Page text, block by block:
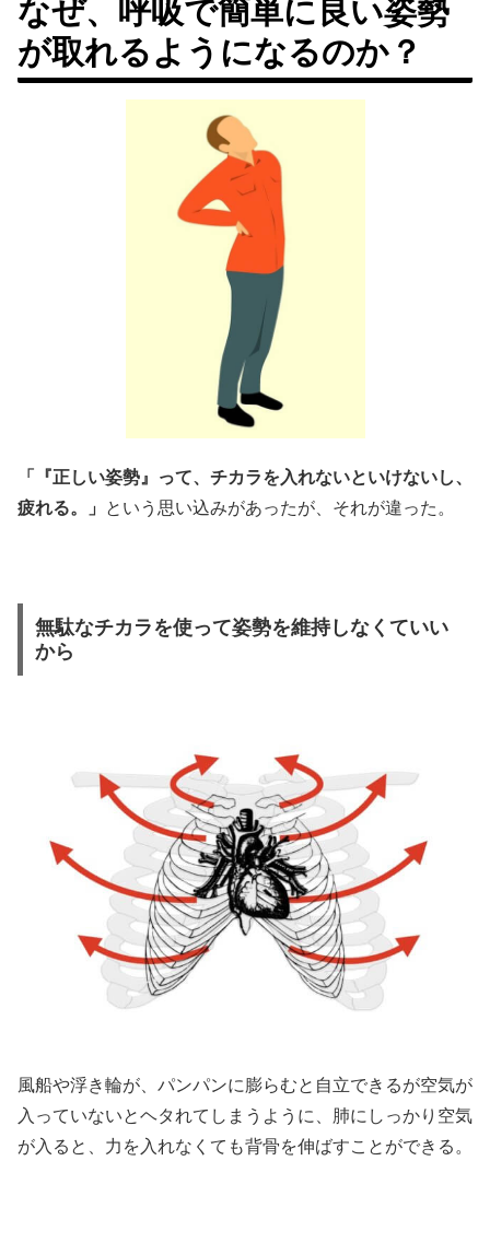
なぜ、呼吸で簡単に良い姿勢
が取れるようになるのか？
「『正しい姿勢』って、チカラを入れないといけないし、
疲れる。」
という思い込みがあったが、それが違った。
無駄なチカラを使って姿勢を維持しなくていい
から
風船や浮き輪が、パンパンに膨らむと自立できるが空気が
入っていないとヘタれてしまうように、肺にしっかり空気
が入ると、力を入れなくても背骨を伸ばすことができる。